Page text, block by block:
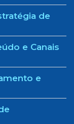
de
e Canais
e